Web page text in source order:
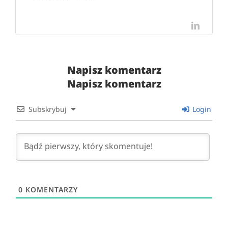
LinkedIn
Napisz komentarz
Napisz komentarz
Subskrybuj Login
0 KOMENTARZY